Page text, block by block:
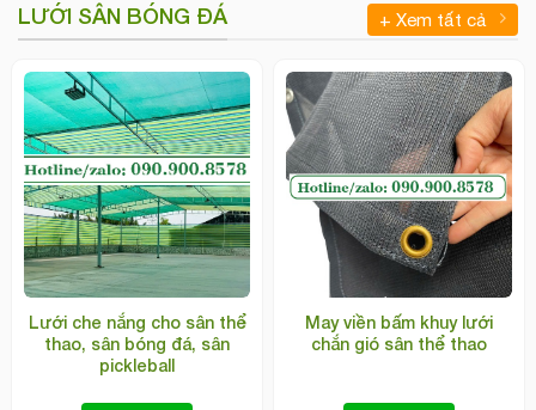
LƯỚI SÂN BÓNG ĐÁ + Xem tất cả
Lưới che nắng cho sân thể
thao, sân bóng đá, sân
pickleball
May viền bấm khuy lưới
chắn gió sân thể thao